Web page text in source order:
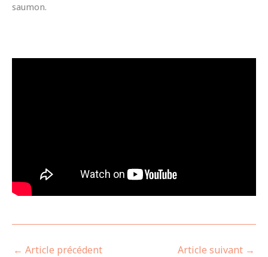
saumon.
← Article précédent Article suivant →